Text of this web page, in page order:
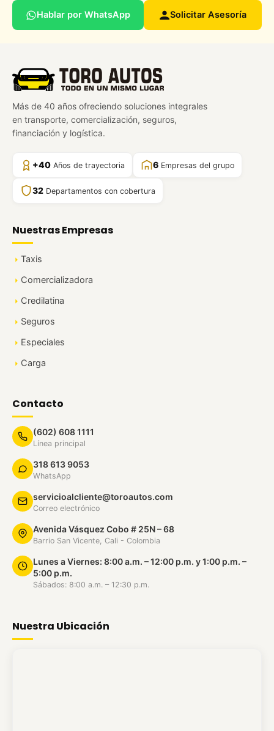
Hablar por WhatsApp
Solicitar Asesoría
Más de 40 años ofreciendo soluciones integrales
en transporte, comercialización, seguros,
financiación y logística.
+40 Años de trayectoria 6 Empresas del grupo
32 Departamentos con cobertura
Nuestras Empresas
Taxis
Comercializadora
Credilatina
Seguros
Especiales
Carga
Contacto
(602) 608 1111
Línea principal
318 613 9053
WhatsApp
servicioalcliente@toroautos.com
Correo electrónico
Avenida Vásquez Cobo # 25N – 68
Barrio San Vicente, Cali - Colombia
Lunes a Viernes: 8:00 a.m. – 12:00 p.m. y 1:00 p.m. –
5:00 p.m.
Sábados: 8:00 a.m. – 12:30 p.m.
Nuestra Ubicación